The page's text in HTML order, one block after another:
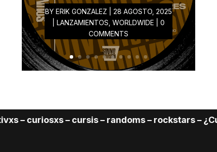
BY ERIK GONZALEZ
28 AGOSTO, 2025
LANZAMIENTOS, WORLDWIDE | 0
COMMENTS
– cursis – randoms – rockstars – ¿Cuál